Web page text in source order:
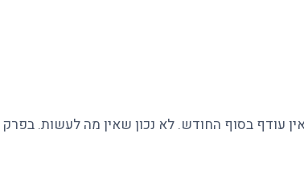
עודף בסוף החודש. לא נכון שאין מה לעשות.